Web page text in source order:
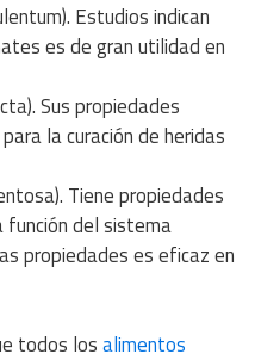
Estudios indican
es de gran utilidad en
Sus propiedades
la curación de heridas
Tiene propiedades
del sistema
propiedades es eficaz en
todos losalimentos